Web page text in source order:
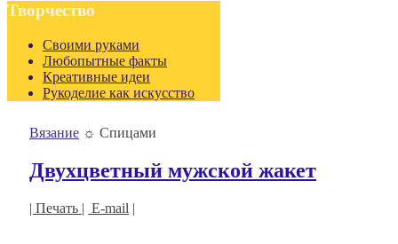
Творчество
Своими руками
Любопытные факты
Креативные идеи
Рукоделие как искусство
Вязание ☼ Спицами
Двухцветный мужской жакет
| Печать | E-mail |